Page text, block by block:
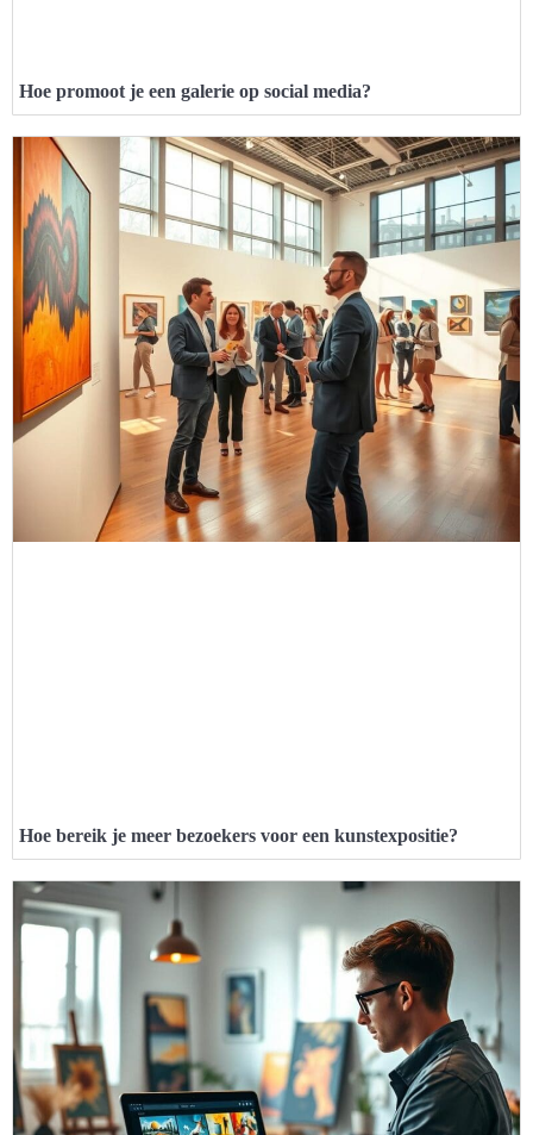
Hoe promoot je een galerie op social media?
Hoe bereik je meer bezoekers voor een kunstexpositie?